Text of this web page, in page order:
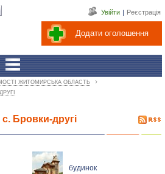
Додати оголошення
Увійти | Реєстрація
ЖИТОМИРСЬКА ОБЛАСТЬ ›
Бровки-другі
будинок